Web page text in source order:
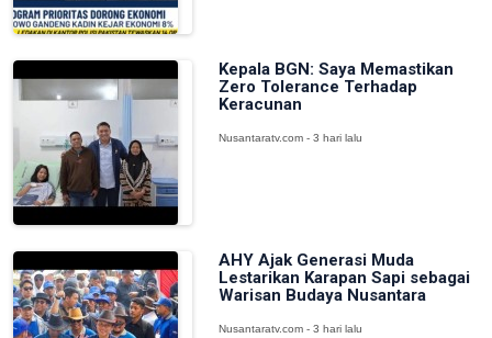
Kepala BGN: Saya Memastikan
Zero Tolerance Terhadap
Keracunan
Nusantaratv.com - 3 hari lalu
AHY Ajak Generasi Muda
Lestarikan Karapan Sapi sebagai
Warisan Budaya Nusantara
Nusantaratv.com - 3 hari lalu